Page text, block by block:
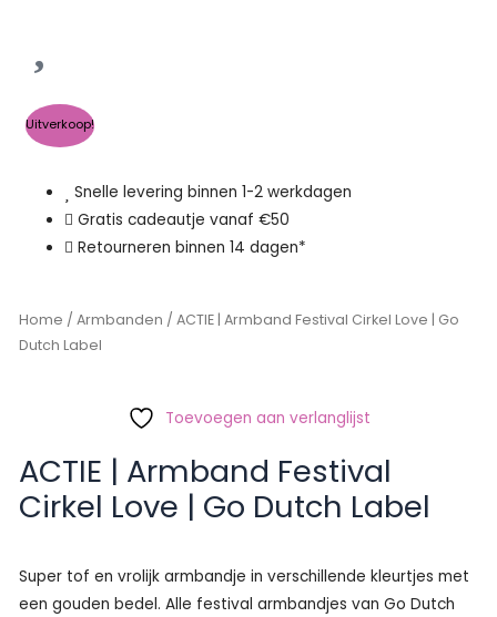
Uitverkoop!
Snelle levering binnen 1-2 werkdagen
Gratis cadeautje vanaf €50
Retourneren binnen 14 dagen*
Home /Armbanden / ACTIE | Armband Festival Cirkel Love | Go
Dutch Label
Toevoegen aan verlanglijst
ACTIE | Armband Festival
Cirkel Love | Go Dutch Label
Super tof en vrolijk armbandje in verschillende kleurtjes met
een gouden bedel. Alle festival armbandjes van Go Dutch